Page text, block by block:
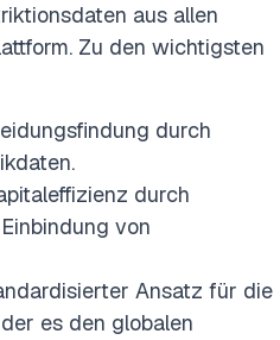
aus allen
Zu den wichtigsten
durch
durch
von
Ansatz für die
es den globalen